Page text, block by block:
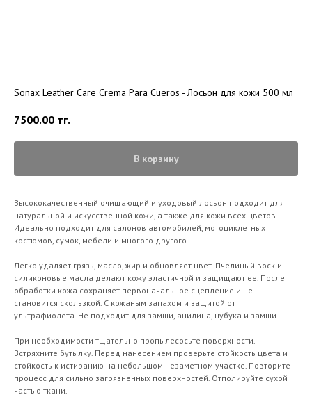
Sonax Leather Care Crema Para Cueros - Лосьон для кожи 500 мл
7500.00 тг.
В корзину
Высококачественный очищающий и уходовый лосьон подходит для
натуральной и искусственной кожи, а также для кожи всех цветов.
Идеально подходит для салонов автомобилей, мотоциклетных
костюмов, сумок, мебели и многого другого.
Легко удаляет грязь, масло, жир и обновляет цвет. Пчелиный воск и
силиконовые масла делают кожу эластичной и защищают ее. После
обработки кожа сохраняет первоначальное сцепление и не
становится скользкой. С кожаным запахом и защитой от
ультрафиолета. Не подходит для замши, анилина, нубука и замши.
При необходимости тщательно пропылесосьте поверхности.
Встряхните бутылку. Перед нанесением проверьте стойкость цвета и
стойкость к истиранию на небольшом незаметном участке. Повторите
процесс для сильно загрязненных поверхностей. Отполируйте сухой
частью ткани.